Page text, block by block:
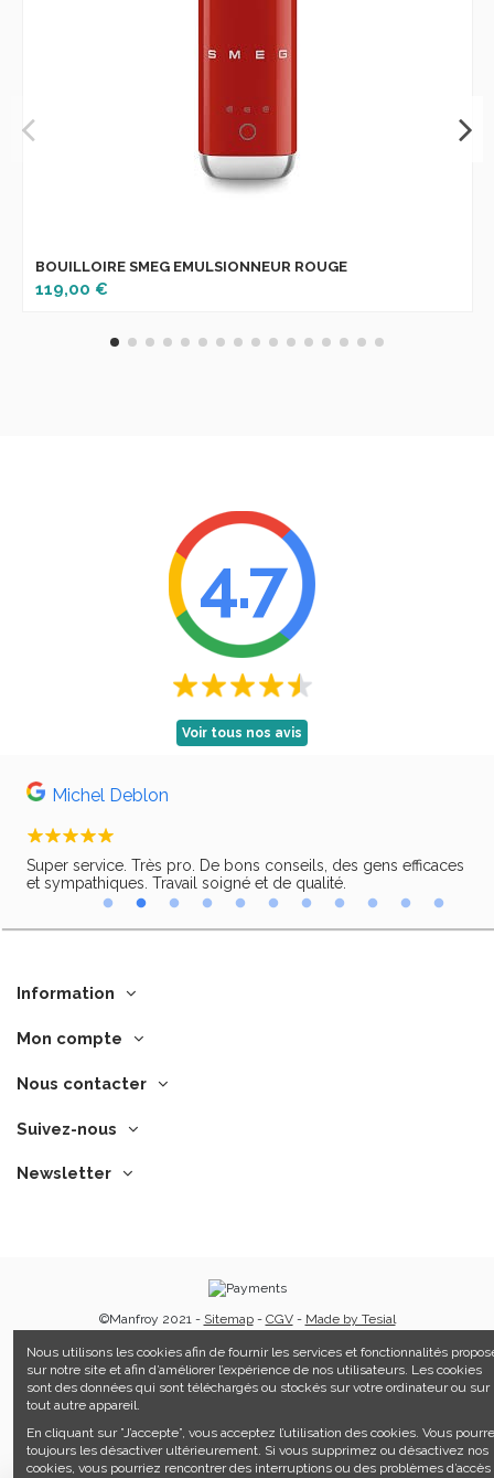
BOUILLOIRE SMEG EMULSIONNEUR ROUGE
119,00 €
4.7
Voir tous nos avis
Michel Deblon
Super service. Très pro. De bons conseils, des gens efficaces
et sympathiques. Travail soigné et de qualité.
Information
Mon compte
Nous contacter
Suivez-nous
Newsletter
©Manfroy 2021 - Sitemap- CGV- Made by Tesial
Nous utilisons les cookies afin de fournir les services et fonctionnalités
sur notre site et afin d’améliorer l’expérience de nos utilisateurs. Les cookies
sont des données qui sont téléchargés ou stockés sur votre ordinateur ou sur
tout autre appareil.
En cliquant sur ”J’accepte”, vous acceptez l’utilisation des cookies. Vous
toujours les désactiver ultérieurement. Si vous supprimez ou désactivez nos
cookies, vous pourriez rencontrer des interruptions ou des problèmes d’accès